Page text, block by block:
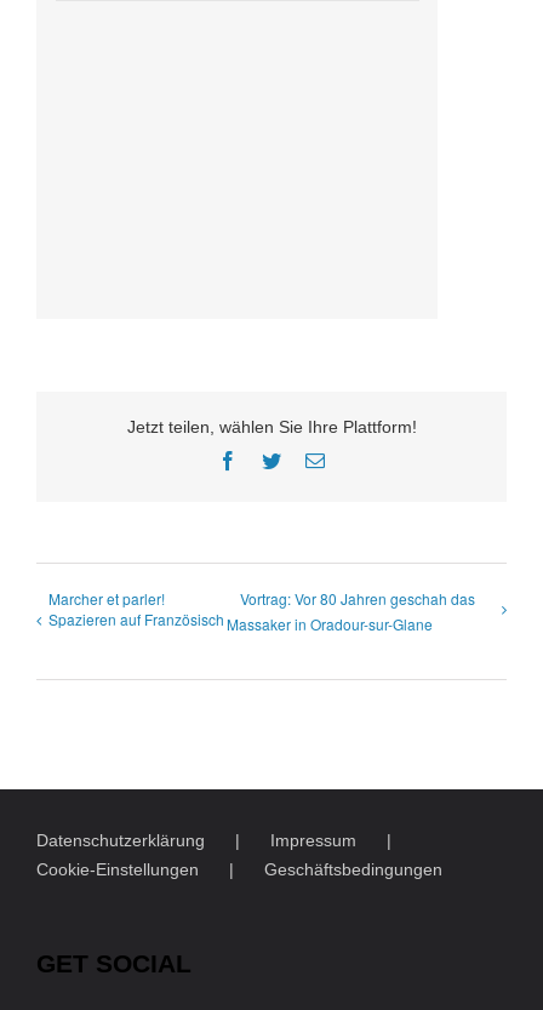
Jetzt teilen, wählen Sie Ihre Plattform!
Facebook
TwitterE-
Marcher et parler!
Spazieren auf Französisch
Vortrag: Vor 80 Jahren geschah das
Massaker in Oradour-sur-Glane
Datenschutzerklärung
Impressum
Cookie-Einstellungen
Geschäftsbedingungen
GET SOCIAL